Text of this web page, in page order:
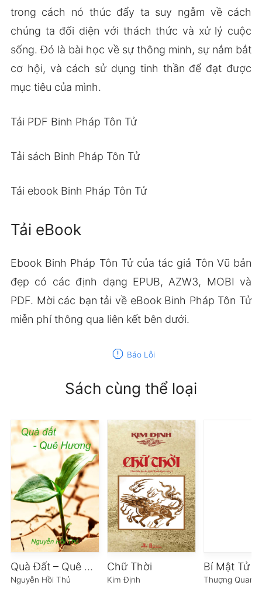
trong cách nó thúc đẩy ta suy ngẫm về cách
chúng ta đối diện với thách thức và xử lý cuộc
sống. Đó là bài học về sự thông minh, sự nắm bắt
cơ hội, và cách sử dụng tinh thần để đạt được
mục tiêu của mình.
Tải PDF Binh Pháp Tôn Tử
Tải sách Binh Pháp Tôn Tử
Tải ebook Binh Pháp Tôn Tử
Tải eBook
Ebook Binh Pháp Tôn Tử của tác giả Tôn Vũ bản
đẹp có các định dạng EPUB, AZW3, MOBI và
PDF. Mời các bạn tải về eBook Binh Pháp Tôn Tử
miễn phí thông qua liên kết bên dưới.
report Báo Lỗi
Sách cùng thể loại
Quà Đất – Quê Hương
Nguyễn Hồi Thủ
Chữ Thời
Kim Định Thượng Quan